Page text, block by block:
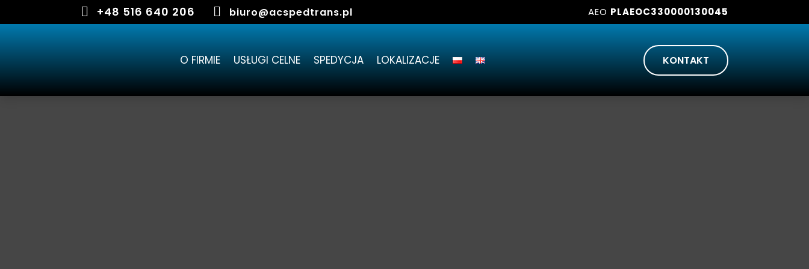
 +48 516 640 206  biuro@acspedtrans.pl AEO PLAEOC330000130045
O FIRMIE USŁUGI CELNE SPEDYCJA LOKALIZACJE KONTAKT